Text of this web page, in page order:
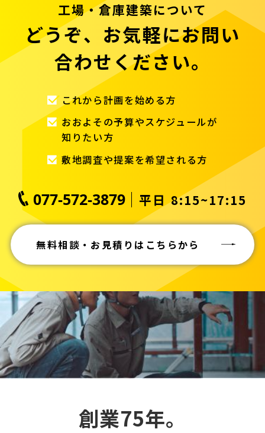
工場・倉庫建築について
どうぞ、お気軽にお問い
合わせください。
これから計画を始める方
おおよその予算やスケジュールが
知りたい方
敷地調査や提案を希望される方
077-572-3879 平日 8:15~17:15
無料相談・お見積りはこちらから
創業75年。